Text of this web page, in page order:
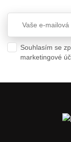
Souhlasím se
marketingové